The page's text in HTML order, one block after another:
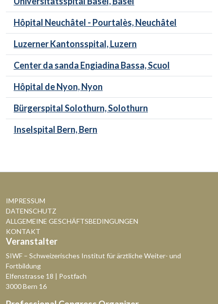
Hôpital Neuchâtel - Pourtalès, Neuchâtel
Luzerner Kantonsspital, Luzern
Center da sanda Engiadina Bassa, Scuol
Hôpital de Nyon, Nyon
Bürgerspital Solothurn, Solothurn
Inselspital Bern, Bern
IMPRESSUM
DATENSCHUTZ
ALLGEMEINE GESCHÄFTSBEDINGUNGEN
KONTAKT
Veranstalter
SIWF – Schweizerisches Institut für ärztliche Weiter- und
Fortbildung
Elfenstrasse 18 | Postfach
3000 Bern 16